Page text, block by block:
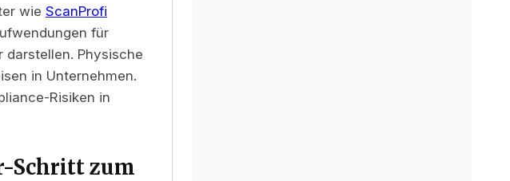
wie ScanProfi
für
Physische
in Unternehmen.
Risiken in
Schritt zum